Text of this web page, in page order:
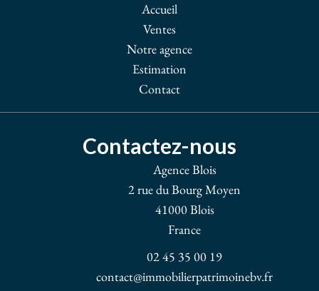
Accueil
Ventes
Notre agence
Estimation
Contact
Contactez-nous
Agence Blois
2 rue du Bourg Moyen
41000Blois
France
02 45 35 00 19
contact@immobilierpatrimoinebv.fr